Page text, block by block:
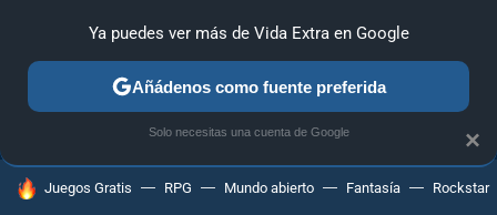
ANÁLISIS GUÍAS Y TRUCOS PC SONY NINTENDO
HOY SE HABLA DE
Juegos Gratis RPG Mundo abierto Fantasía Rockstar
×
Ya puedes ver más de Vida Extra en Google
Añádenos como fuente preferida
Solo necesitas una cuenta de Google